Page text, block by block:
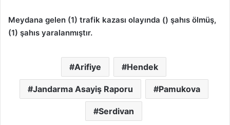
Meydana gelen (1) trafik kazası olayında () şahıs ölmüş,
(1) şahıs yaralanmıştır.
Arifiye Hendek
Jandarma Asayiş Raporu Pamukova
Serdivan